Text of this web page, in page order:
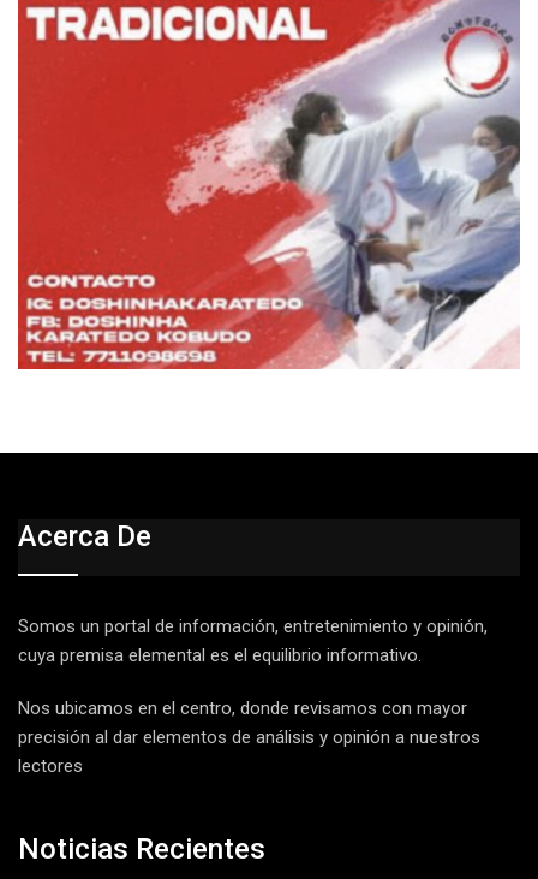
Acerca De
Somos un portal de información, entretenimiento y opinión,
cuya premisa elemental es el equilibrio informativo.
Nos ubicamos en el centro, donde revisamos con mayor
precisión al dar elementos de análisis y opinión a nuestros
lectores
Noticias Recientes